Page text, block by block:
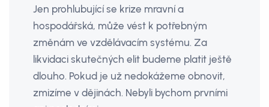
Jen prohlubující se krize mravní a
hospodářská, může vést k potřebným
změnám ve vzdělávacím systému. Za
likvidaci skutečných elit budeme platit ještě
dlouho. Pokud je už nedokážeme obnovit,
zmizíme v dějinách. Nebyli bychom prvními